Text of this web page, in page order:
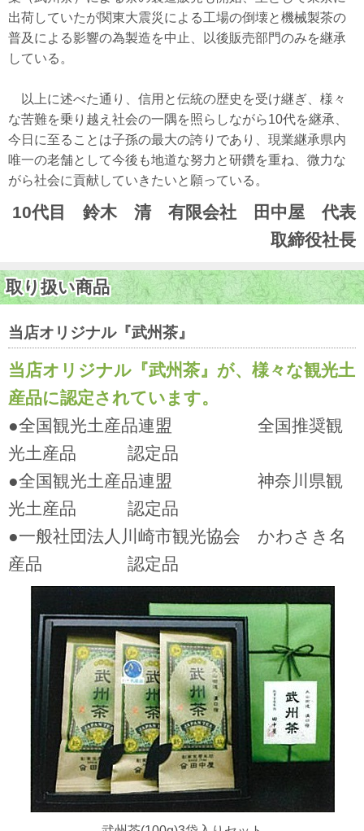
出荷していたが関東大震災による工場の倒壊と機械製茶の
普及による影響の為製造を中止、以後販売部門のみを継承
している。
以上に述べた通り、信用と伝統の歴史を受け継ぎ、様々
な苦難を乗り越え社会の一隅を照らしながら10代を継承、
今日に至ることは子孫の最大の誇りであり、現業継承県内
唯一の老舗として今後も地道な努力と研鑽を重ね、微力な
がら社会に貢献していきたいと願っている。
10代目 鈴木 清 有限会社 田中屋 代表
取締役社長
取り扱い商品
当店オリジナル『武州茶』
当店オリジナル『武州茶』が、様々な観光土
産品に認定されています。
●全国観光土産品連盟 全国推奨観
光土産品 認定品
●全国観光土産品連盟 神奈川県観
光土産品 認定品
●一般社団法人川崎市観光協会 かわさき名
産品 認定品